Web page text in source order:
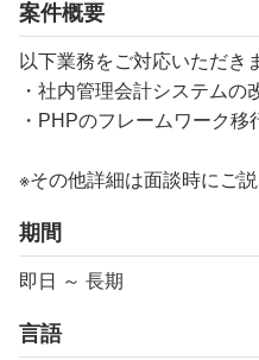
案件概要
以下業務をご対応いただき
・社内管理会計システムの
・PHPのフレームワーク移
※その他詳細は面談時にご
期間
即日 ～ 長期
言語